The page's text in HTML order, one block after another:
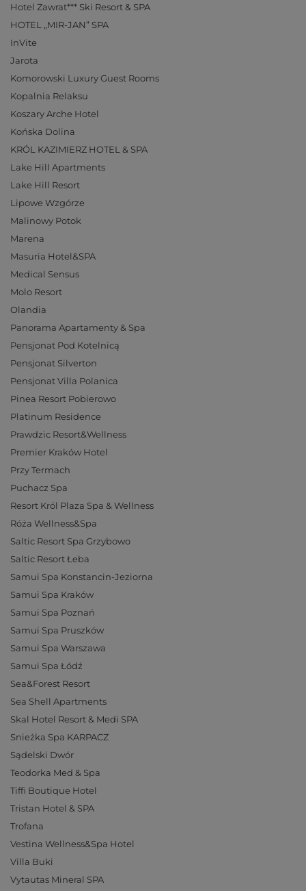
Hotel Zawrat*** Ski Resort & SPA
HOTEL „MIR-JAN” SPA
InVite
Jarota
Komorowski Luxury Guest Rooms
Kopalnia Relaksu
Koszary Arche Hotel
Końska Dolina
KRÓL KAZIMIERZ HOTEL & SPA
Lake Hill Apartments
Lake Hill Resort
Lipowe Wzgórze
Malinowy Potok
Marena
Masuria Hotel&SPA
Medical Sensus
Molo Resort
Olandia
Panorama Apartamenty & Spa
Pensjonat Pod Kotelnicą
Pensjonat Silverton
Pensjonat Villa Polanica
Pinea Resort Pobierowo
Platinum Residence
Prawdzic Resort&Wellness
Premier Kraków Hotel
Przy Termach
Puchacz Spa
Resort Król Plaza Spa & Wellness
Róża Wellness&Spa
Saltic Resort Spa Grzybowo
Saltic Resort Łeba
Samui Spa Konstancin-Jeziorna
Samui Spa Kraków
Samui Spa Poznań
Samui Spa Pruszków
Samui Spa Warszawa
Samui Spa Łódź
Sea&Forest Resort
Sea Shell Apartments
Skal Hotel Resort & Medi SPA
Snieżka Spa KARPACZ
Sądelski Dwór
Teodorka Med & Spa
Tiffi Boutique Hotel
Tristan Hotel & SPA
Trofana
Vestina Wellness&Spa Hotel
Villa Buki
Vytautas Mineral SPA